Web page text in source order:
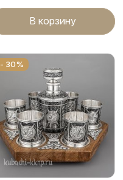
В корзину
- 30%